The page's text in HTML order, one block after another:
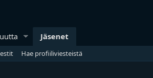
Jäsenet
Hae profiiliviesteistä